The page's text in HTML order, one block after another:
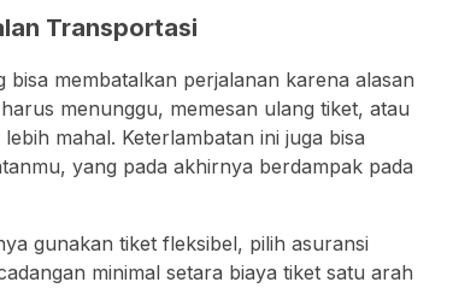
Transportasi
membatalkan perjalanan karena alasan
menunggu, memesan ulang tiket, atau
mahal. Keterlambatan ini juga bisa
yang pada akhirnya berdampak pada
gunakan tiket fleksibel, pilih asuransi
minimal setara biaya tiket satu arah